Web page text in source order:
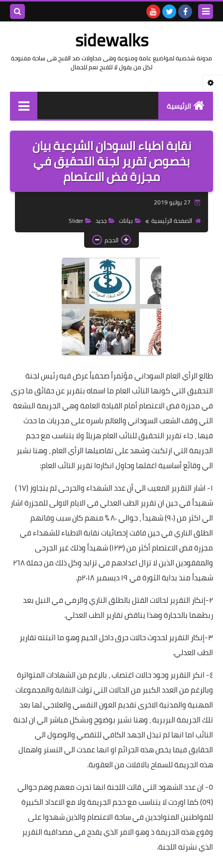
sidewalks
مدونة شخصية لمواضيع عامة ومنوعة وهى محاولات ضد القبح هى ساحة مفنوحة
لكل من يقول لا للقبح نعم للجمال
الرئيسية
توثيق وتاريخ
بيانات
تقارير
خواطر بالعامية
خواطر قصصية
صور
علوم وبحوث
فيديو
مجرد راى
منوعات
نقابة اطباء السودان الشرعية بيان
بخصوص تقرير لجنة التحقيق في
مجزرة فض الاعتصام
الصفحة الرئيسية
بيانات جديد
Slider
الحجم
طالع الرأي العام السوداني مؤتمراً صحفياً عرض فيه رئيس لجنة
التحقيق التي كونها النائب العام ما اسماه بتقرير عن حقائق ما جرى
في مجزرة فض الاعتصام أمام القيادة العامة وهي الجريمة البشعة
التي وقف الشعب السوداني والعالم باسره على مجريات ما حدث
فيها ، جاء تقرير التحقيق للنائب العام هزيلاً ولا يتناسب مع حجم
الجريمة التي ارتكبت وشهد على تفاصيلها الرأي العام ، وهنا نشير
الي وقائع أساسية اغفلها وحاول انكارها تقرير النائب العام:
١-
اشار التقرير المعيب الي أن عدد الشهداء والجرحى لم يتجاوز (٦٧ )
شهيداً في حين ان تقرير الطب العدلي في الايام الاولى للمجزرة اشار
الي اكثر من (٩٠) شهيداً ، حوالي ٨٠ % منهم كان سبب وفاتهم
الطلق الناري في حين فاقت إحصائيات نقابة الاطباء للشهداء في
مجزرة فض الاعتصام أكثر من (١٢٣) شهيداً وذلك غير الجرحى
والمفقودين الذين لا تزال اعدادهم في تزايد وكل ذلك من جملة ٢٦٨
شهيداً منذ بداية الثورة في ١٩ ديسمبر ٢٠١٨م
.
٢-إنكار التقرير لحالات القتل بالطلق الناري والرمي في النيل بعد
ربطهما بالحجارة وهذا يناقض تقارير الطب العدلي.
٣-إنكار التقرير لحدوث حالات حرق داخل الخيم وهو ما اثبتته تقارير
الطب العدلي.
٤-انكر التقرير وجود حالات اغتصاب ، بالرغم من الشهادات المتواترة
وبالرغم من العدد الكبير من الحالات التي تولت النقابة والمجموعات
المهنية والمدنية الاخرى تقديم العون النفسي والعلاجي لها بعد
تلك الجريمة البربرية ، وهنا نشير بوضوح وبشكل مباشر الي ان لجنة
النائب اما انها لم تبذل الجهد الكافي للتقصي والوصول الي
الحقايق فيما يخص هذه الجرائم او انها عمدت الي التستر واهمال
هذه الجريمة للسماح بالافلات من العقوبة.
٥-ان عدد الشهود التي قالت اللجنة انها تحرت معهم وهم حوالي
(٥٩) كما اوردت لا يتناسب مع حجم الجريمة ولا مع الاعداد الكبيرة
للمواطنين المتواجدين في ساحة الاعتصام والذين شهدوا على
وقوع هذه الجريمة ذ وهو الامر الذي يقدح في مصداقية التقرير
الذي نشرته اللجنة.